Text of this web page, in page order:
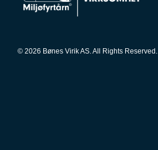
© 2026 Bønes Virik AS. All Rights Reserved.